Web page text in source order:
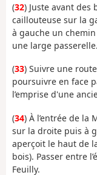
(32) Juste avant des
caillouteuse sur la
à gauche un
une large passerelle.
(33) Suivre une
poursuivre en face
l’emprise d'une
(34) À l’entrée de la
sur la droite puis à
aperçoit le haut de
bois). Passer entre
Feuilly.